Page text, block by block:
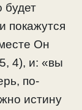
будет
покажутся
Он
4), и: «вы
по-
истину